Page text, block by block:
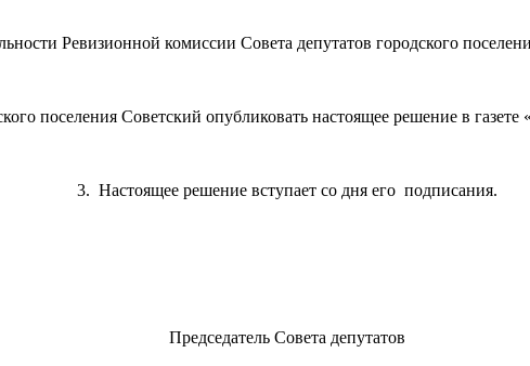
Ревизионной комиссии Совета депутатов городского
поселения Советский опубликовать настоящее решение в
3. Настоящее решение вступает со дня его подписания.
Председатель Совета депутатов